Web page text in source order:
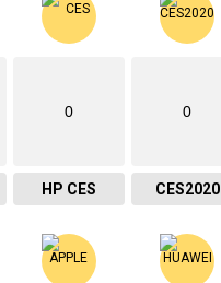
0
HP CES
0
CES2020